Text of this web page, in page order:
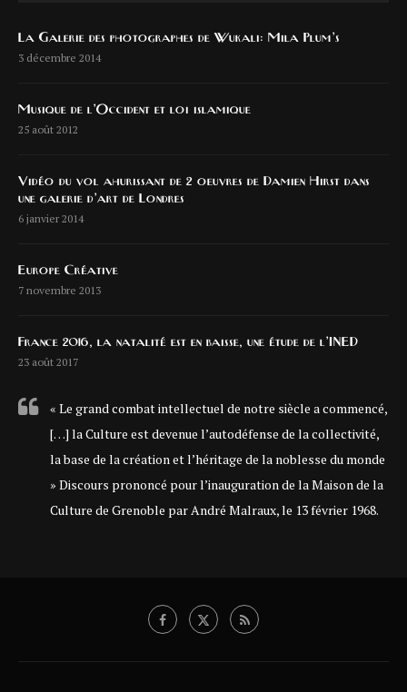
La Galerie des photographes de Wukali: Mila Plum’s
3 décembre 2014
Musique de l’Occident et loi islamique
25 août 2012
Vidéo du vol ahurissant de 2 oeuvres de Damien Hirst dans
une galerie d’art de Londres
6 janvier 2014
Europe Créative
7 novembre 2013
France 2016, la natalité est en baisse, une étude de l’INED
23 août 2017
« Le grand combat intellectuel de notre siècle a commencé,
[…] la Culture est devenue l’autodéfense de la collectivité,
la base de la création et l’héritage de la noblesse du monde
» Discours prononcé pour l’inauguration de la Maison de la
Culture de Grenoble par André Malraux, le 13 février 1968.